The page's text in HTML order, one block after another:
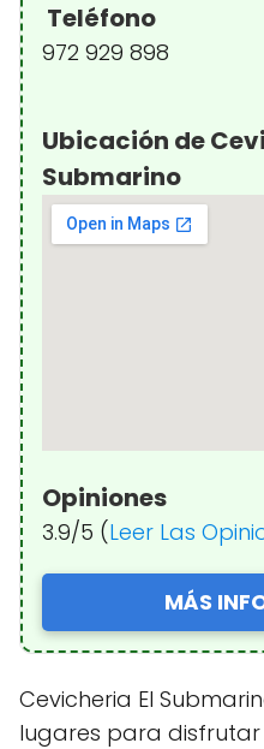
Teléfono
972 929 898
Ubicación de
Submarino
Opiniones
3.9/5 (Leer Las
MÁS
Cevicheria El
lugares para disfrutar